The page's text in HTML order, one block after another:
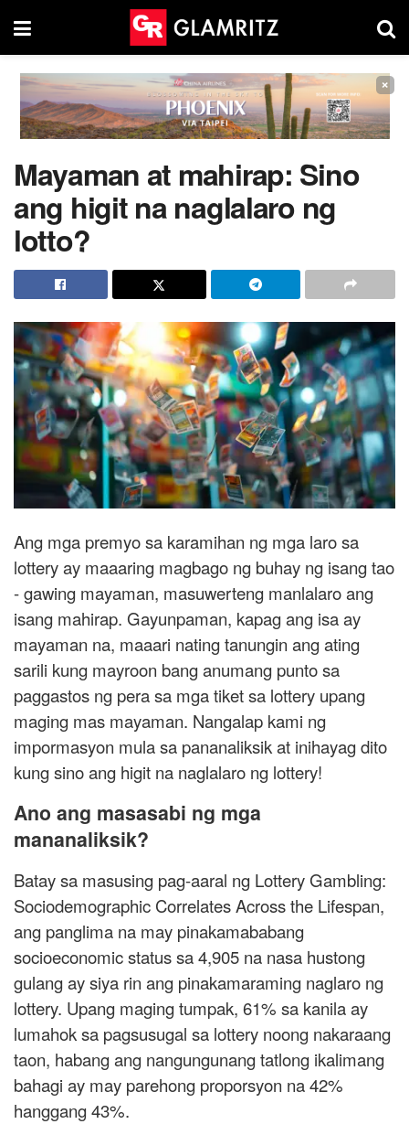
×
Mayaman at mahirap: Sino
ang higit na naglalaro ng
lotto?
Ang mga premyo sa karamihan ng mga laro sa
lottery ay maaaring magbago ng buhay ng isang tao
- gawing mayaman, masuwerteng manlalaro ang
isang mahirap. Gayunpaman, kapag ang isa ay
mayaman na, maaari nating tanungin ang ating
sarili kung mayroon bang anumang punto sa
paggastos ng pera sa mga tiket sa lottery upang
maging mas mayaman. Nangalap kami ng
impormasyon mula sa pananaliksik at inihayag dito
kung sino ang higit na naglalaro ng lottery!
Ano ang masasabi ng mga
mananaliksik?
Batay sa masusing pag-aaral ng Lottery Gambling:
Sociodemographic Correlates Across the Lifespan,
ang panglima na may pinakamababang
socioeconomic status sa 4,905 na nasa hustong
gulang ay siya rin ang pinakamaraming naglaro ng
lottery. Upang maging tumpak, 61% sa kanila ay
lumahok sa pagsusugal sa lottery noong nakaraang
taon, habang ang nangungunang tatlong ikalimang
bahagi ay may parehong proporsyon na 42%
hanggang 43%.